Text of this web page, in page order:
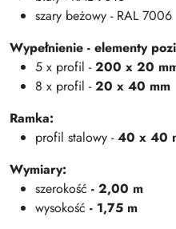
szary beżowy - RAL 7006
Wypełnienie - elementy
5 x profil -200 x 20
8 x profil -20 x 40 mm
Ramka:
profil stalowy -40 x 40
Wymiary:
szerokość - 2,00 m
wysokość - 1,75 m